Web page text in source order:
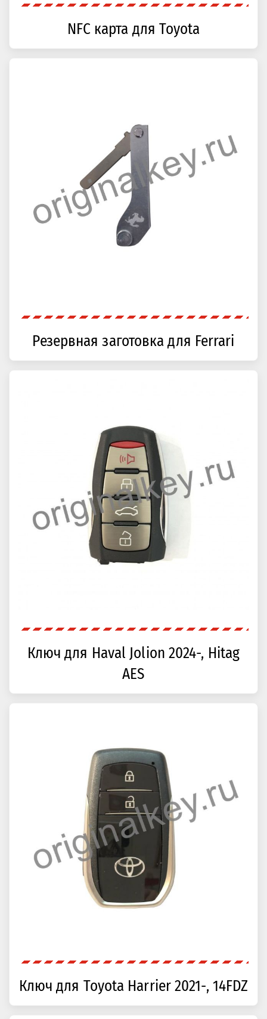
NFC карта для Toyota
Резервная заготовка для Ferrari
Ключ для Haval Jolion 2024-, Hitag
AES
Ключ для Toyota Harrier 2021-, 14FDZ